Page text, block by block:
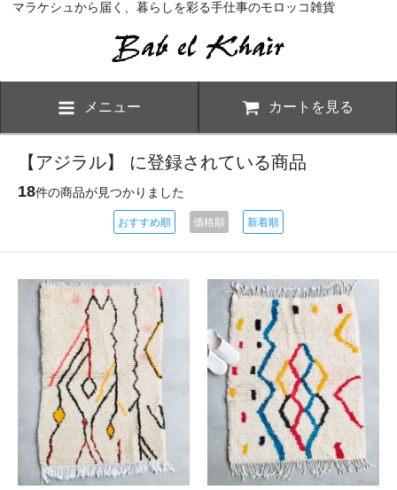
マラケシュから届く、暮らしを彩る手仕事のモロッコ雑貨
メニュー カートを見る
【アジラル】 に登録されている商品
18件の商品が見つかりました
おすすめ順 価格順 新着順